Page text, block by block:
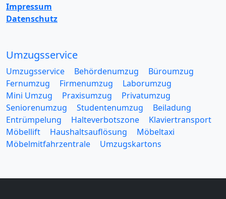
Impressum
Datenschutz
Umzugsservice
Umzugsservice Behördenumzug
Büroumzug
Fernumzug
Firmenumzug
Laborumzug
Mini Umzug
Praxisumzug
Privatumzug
Seniorenumzug
Studentenumzug
Beiladung
Entrümpelung
Halteverbotszone
Klaviertransport
Möbellift
Haushaltsauflösung
Möbeltaxi
Möbelmitfahrzentrale
Umzugskartons